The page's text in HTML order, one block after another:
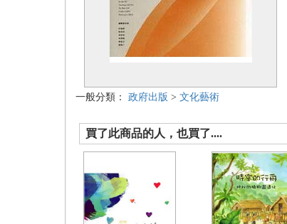
一般分類： 政府出版 > 文化藝術
買了此商品的人，也買了....